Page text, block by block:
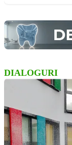
DIALOGURI